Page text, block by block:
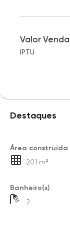
Valor Venda
IPTU
Destaques
Área construída
201 m²
Banheiro(s)
2